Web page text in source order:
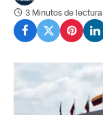
3 Minutos de lectura